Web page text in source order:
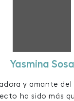
Yasmina Sosa
y amante del
ha sido más